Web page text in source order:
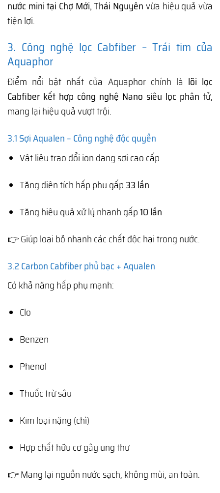
nước mini tại Chợ Mới, Thái Nguyên vừa hiệu quả vừa
tiện lợi.
3. Công nghệ lọc Cabfiber – Trái tim của
Aquaphor
Điểm nổi bật nhất của Aquaphor chính là lõi lọc
Cabfiber kết hợp công nghệ Nano siêu lọc phân tử,
mang lại hiệu quả vượt trội.
3.1 Sợi Aqualen – Công nghệ độc quyền
Vật liệu trao đổi ion dạng sợi cao cấp
Tăng diện tích hấp phụ gấp33 lần
Tăng hiệu quả xử lý nhanh gấp10 lần
👉 Giúp loại bỏ nhanh các chất độc hại trong nước.
3.2 Carbon Cabfiber phủ bạc + Aqualen
Có khả năng hấp phụ mạnh:
Clo
Benzen
Phenol
Thuốc trừ sâu
Kim loại nặng (chì)
Hợp chất hữu cơ gây ung thư
👉 Mang lại nguồn nước sạch, không mùi, an toàn.